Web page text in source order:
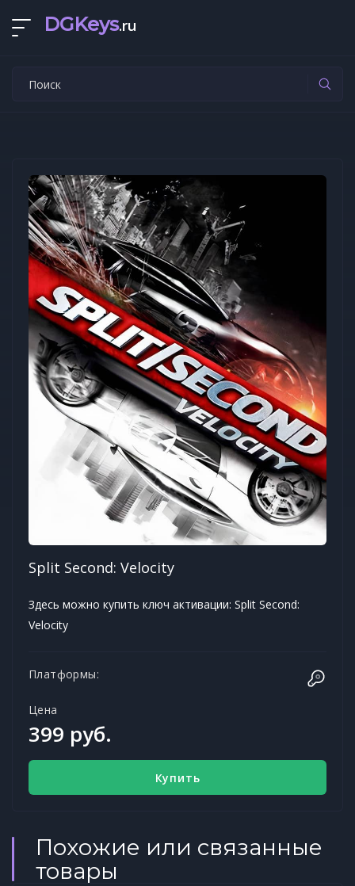
DGKeys.ru
Split Second: Velocity
Здесь можно купить ключ активации: Split Second:
Velocity
Платформы:
Цена
399 руб.
Купить
Похожие или связанные
товары